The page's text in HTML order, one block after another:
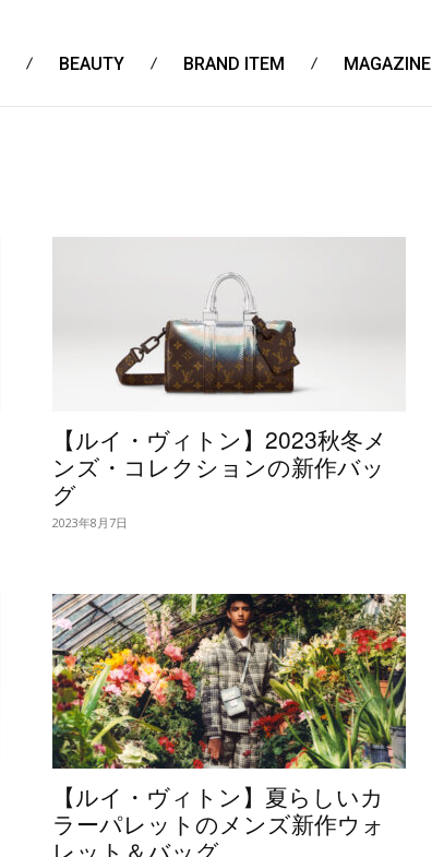
BEAUTY BRAND ITEM MAGAZINE
【ルイ・ヴィトン】2023秋冬メ
ンズ・コレクションの新作バッ
グ
2023年8月7日
【ルイ・ヴィトン】夏らしいカ
ラーパレットのメンズ新作ウォ